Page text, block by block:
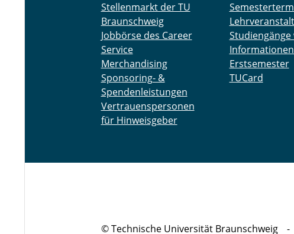
Stellenmarkt der TU
Braunschweig
Jobbörse des Career
Service
Merchandising
Sponsoring- &
Spendenleistungen
Vertrauenspersonen
für Hinweisgeber
Studiengänge
Erstsemester
TUCard
© Technische Universität Braunschweig